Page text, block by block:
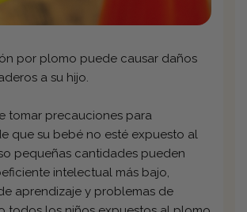
por plomo puede causar daños
a su hijo.
tomar precauciones para
que su bebé no esté expuesto al
pequeñas cantidades pueden
intelectual más bajo,
aprendizaje y problemas de